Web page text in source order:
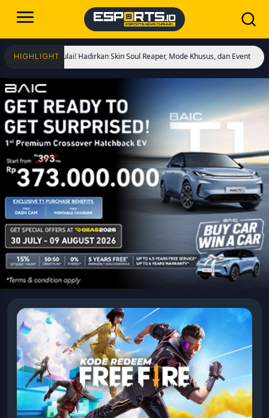
HIGHLIGHT
Dimulai! Hadirkan Skin Soul Reaper, Mode Khusus, dan Event Eksklusif!